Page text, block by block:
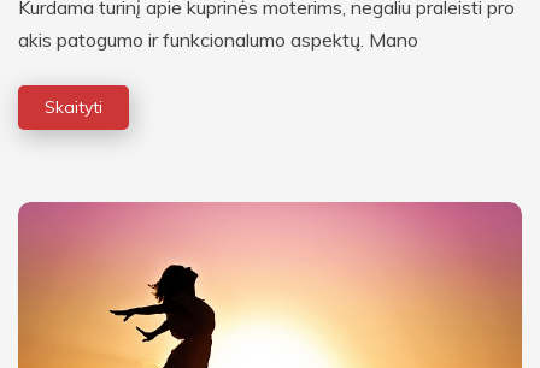
Kurdama turinį apie kuprinės moterims, negaliu praleisti pro
akis patogumo ir funkcionalumo aspektų. Mano
Skaityti